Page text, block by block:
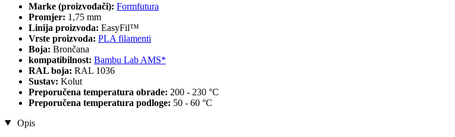
Marke (proizvođači): Formfutura
Promjer: 1,75 mm
Linija proizvoda: EasyFil™
Vrste proizvoda: PLA filamenti
Boja: Brončana
kompatibilnost: Bambu Lab AMS*
RAL boja: RAL 1036
Sustav: Kolut
Preporučena temperatura obrade: 200 - 230 °C
Preporučena temperatura podloge: 50 - 60 °C
Opis